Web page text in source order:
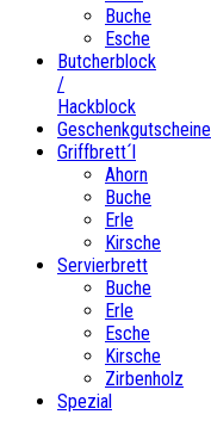
Buche
Esche
Butcherblock
/
Hackblock
Geschenkgutscheine
Griffbrett´l
Ahorn
Buche
Erle
Kirsche
Servierbrett
Buche
Erle
Esche
Kirsche
Zirbenholz
Spezial